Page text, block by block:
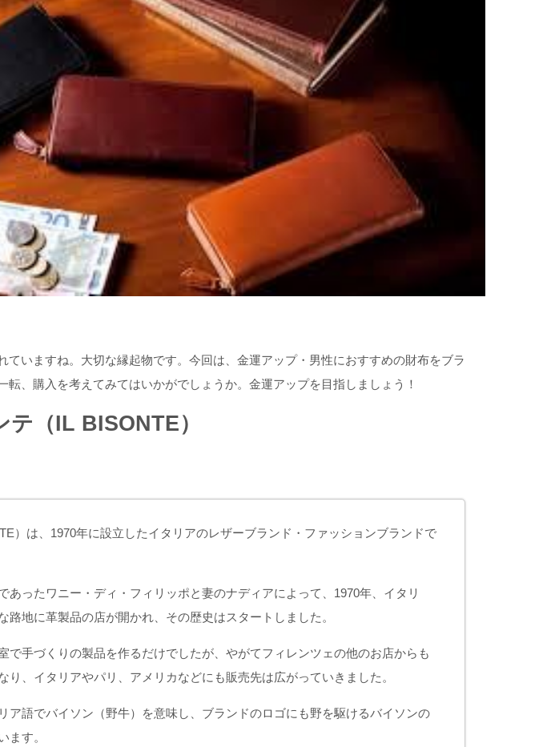
ていますね。大切な縁起物です。今回は、金運アップ・男性におすすめの財布をブラ
転、購入を考えてみてはいかがでしょうか。金運アップを目指しましょう！
テ（IL BISONTE）
）は、1970年に設立したイタリアのレザーブランド・ファッションブランドで
あったワニー・ディ・フィリッポと妻のナディアによって、1970年、イタリ
路地に革製品の店が開かれ、その歴史はスタートしました。
で手づくりの製品を作るだけでしたが、やがてフィレンツェの他のお店からも
り、イタリアやパリ、アメリカなどにも販売先は広がっていきました。
ア語でバイソン（野牛）を意味し、ブランドのロゴにも野を駆けるバイソンの
ます。